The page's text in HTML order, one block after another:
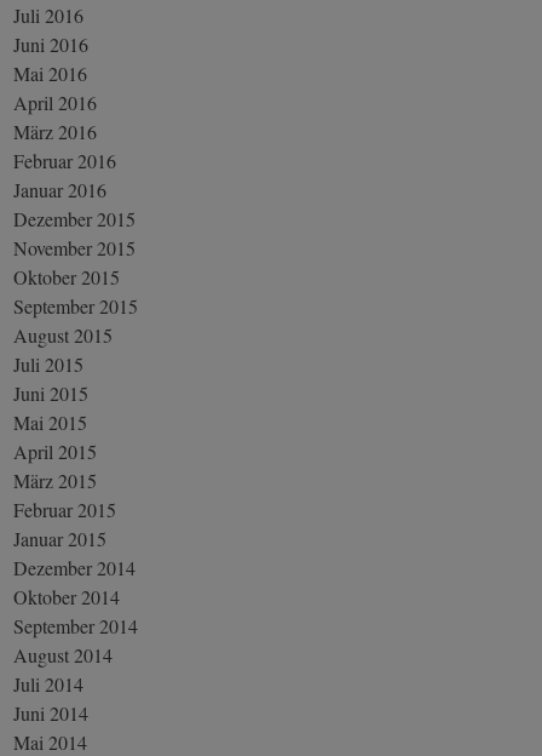
Juli 2016
Juni 2016
Mai 2016
April 2016
März 2016
Februar 2016
Januar 2016
Dezember 2015
November 2015
Oktober 2015
September 2015
August 2015
Juli 2015
Juni 2015
Mai 2015
April 2015
März 2015
Februar 2015
Januar 2015
Dezember 2014
Oktober 2014
September 2014
August 2014
Juli 2014
Juni 2014
Mai 2014